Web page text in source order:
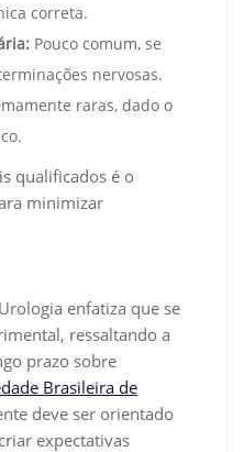
correta.
Pouco comum, se
nervosas.
raras, dado o
qualificados é o
minimizar
enfatiza que se
ressaltando a
prazo sobre
Brasileira de
deve ser orientado
expectativas